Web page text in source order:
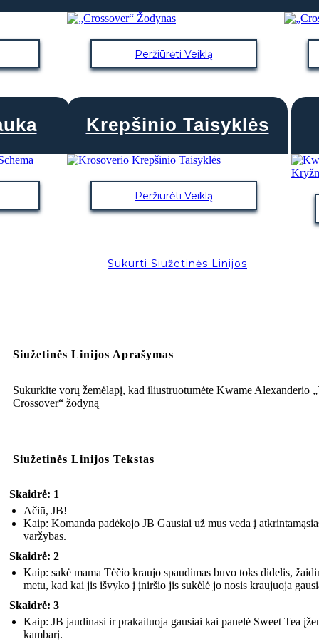
Peržiūrėti Veiklą
Krepšinio Taisyklės
Peržiūrėti Veiklą
Sukurti Siužetinės Linijos
Siužetinės Linijos Aprašymas
Sukurkite vorų žemėlapį, kad iliustruotumėte Kwame Alexanderio
Crossover“ žodyną
Siužetinės Linijos Tekstas
Skaidrė: 1
Ačiū, JB!
Kaip: Komanda padėkojo JB Gausiai už mus veda į
varžybas.
Skaidrė: 2
Kaip: sakė mama Tėčio kraujo spaudimas buvo toks didelis,
metu, kad kai jis išvyko į įniršio jis sukėlė jo nosis kraujuoja
Skaidrė: 3
Kaip: JB jaudinasi ir prakaituoja gausiai kai panelė Sweet Tea
kambarį.